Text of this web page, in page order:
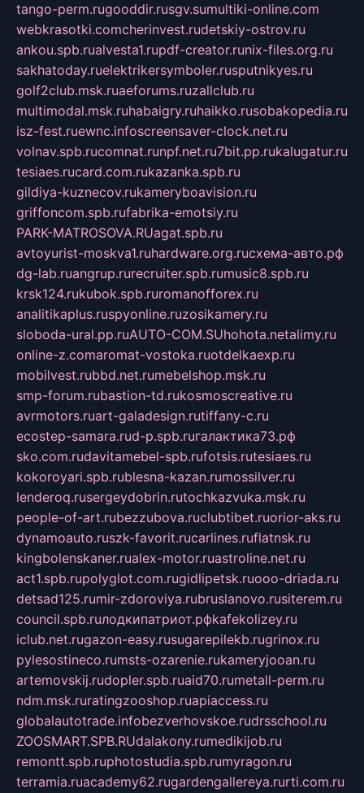
tango-perm.rugooddir.rusgv.sumultiki-online.com
webkrasotki.comcherinvest.rudetskiy-ostrov.ru
ankou.spb.rualvesta1.rupdf-creator.runix-files.org.ru
sakhatoday.ruelektrikersymboler.rusputnikyes.ru
golf2club.msk.ruaeforums.ruzallclub.ru
multimodal.msk.ruhabaigry.ruhaikko.rusobakopedia.ru
isz-fest.ruewnc.infoscreensaver-clock.net.ru
volnav.spb.rucomnat.runpf.net.ru7bit.pp.rukalugatur.ru
tesiaes.rucard.com.rukazanka.spb.ru
gildiya-kuznecov.rukameryboavision.ru
griffoncom.spb.rufabrika-emotsiy.ru
PARK-MATROSOVA.RUagat.spb.ru
avtoyurist-moskva1.ruhardware.org.ruсхема-авто.рф
dg-lab.ruangrup.rurecruiter.spb.rumusic8.spb.ru
krsk124.rukubok.spb.ruromanofforex.ru
analitikaplus.ruspyonline.ruzosikamery.ru
sloboda-ural.pp.ruAUTO-COM.SUhohota.netalimy.ru
online-z.comaromat-vostoka.ruotdelkaexp.ru
mobilvest.rubbd.net.rumebelshop.msk.ru
smp-forum.rubastion-td.rukosmoscreative.ru
avrmotors.ruart-galadesign.rutiffany-c.ru
ecostep-samara.rud-p.spb.ruгалактика73.рф
sko.com.rudavitamebel-spb.rufotsis.rutesiaes.ru
kokoroyari.spb.rublesna-kazan.rumossilver.ru
lenderoq.rusergeydobrin.rutochkazvuka.msk.ru
people-of-art.rubezzubova.ruclubtibet.ruorior-aks.ru
dynamoauto.ruszk-favorit.rucarlines.ruflatnsk.ru
kingbolenskaner.rualex-motor.ruastroline.net.ru
act1.spb.rupolyglot.com.rugidlipetsk.ruooo-driada.ru
detsad125.rumir-zdoroviya.rubruslanovo.rusiterem.ru
council.spb.ruлодкипатриот.рфkafekolizey.ru
iclub.net.rugazon-easy.rusugarepilekb.rugrinox.ru
pylesostineco.rumsts-ozarenie.rukameryjooan.ru
artemovskij.rudopler.spb.ruaid70.rumetall-perm.ru
ndm.msk.ruratingzooshop.ruapiaccess.ru
globalautotrade.infobezverhovskoe.rudrsschool.ru
ZOOSMART.SPB.RUdalakony.rumedikijob.ru
remontt.spb.ruphotostudia.spb.rumyragon.ru
terramia.ruacademy62.rugardengallereya.rurti.com.ru